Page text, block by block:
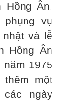
Hồng Ân,
vụ
nhật và lễ
Hồng Ân
năm 1975
thêm một
ngày